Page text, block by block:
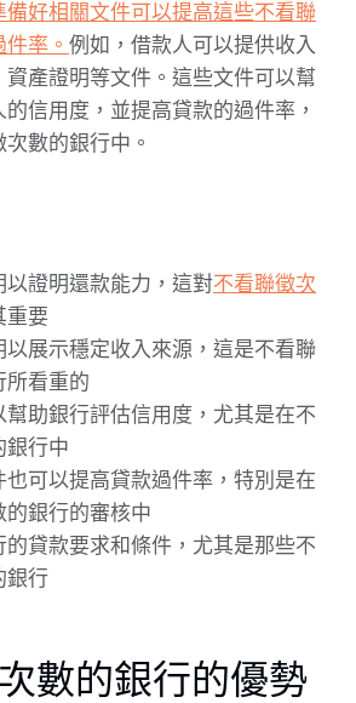
備好相關文件可以提高這些不看聯
率。 例如，借款人可以提供收入
產證明等文件。這些文件可以幫
信用度，並提高貸款的過件率，
數的銀行中。
以證明還款能力，這對不看聯徵次
重要
以展示穩定收入來源，這是不看聯
所看重的
幫助銀行評估信用度，尤其是在不
銀行中
也可以提高貸款過件率，特別是在
的銀行的審核中
的貸款要求和條件，尤其是那些不
銀行
數的銀行的優勢